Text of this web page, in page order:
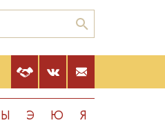
Ы Э Ю Я